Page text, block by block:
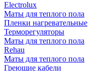
Electrolux
Маты для теплого пола
Пленки нагревательные
Терморегуляторы
Маты для теплого пола
Rehau
Маты для теплого пола
Греющие кабели